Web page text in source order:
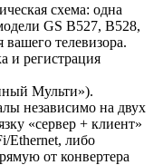
схема: одна
GS B527, B528,
телевизора.
и регистрация
Мульти»).
независимо на двух
«сервер + клиент»
Ethernet, либо
от конвертера